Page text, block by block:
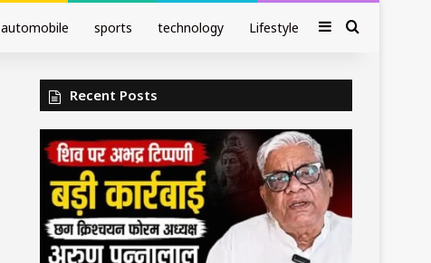
automobile sports technology Lifestyle SidebarSearch
Recent Posts